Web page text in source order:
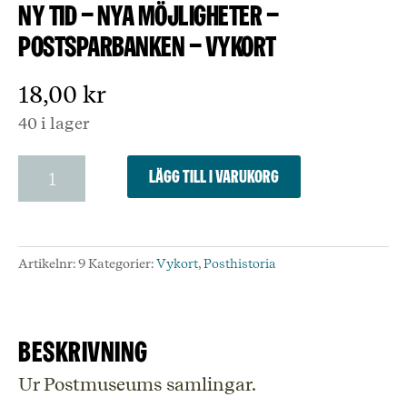
Ny tid – nya möjligheter –
Postsparbanken – Vykort
18,00 kr
40 i lager
-
möjligheter
-
Vykort
mängd
Lägg till i varukorg
Artikelnr:9Kategorier:Vykort,Posthistoria
Beskrivning
Ur Postmuseums samlingar.